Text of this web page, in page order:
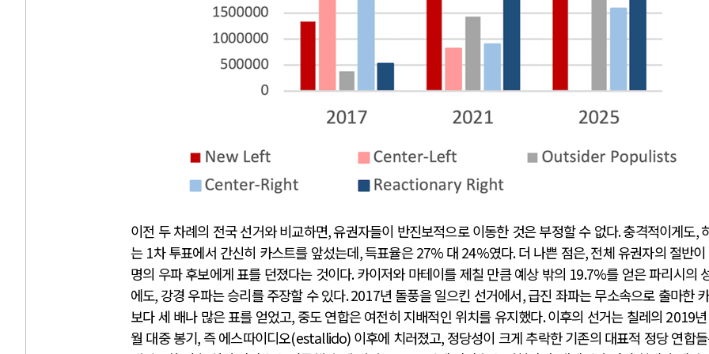
이전 두 차례의 전국 선거와 비교하면,유권자들이 반진보적으로 이동한 것은 부정할 수 없다.충격적이게도,
는 1차 투표에서 간신히 카스트를 앞섰는데,득표율은27% 대 24%였다.더 나쁜 점은,전체 유권자의 절반이
명의 우파 후보에게 표를 던졌다는 것이다.카이저와 마테이를 제칠 만큼 예상 밖의 19.7%를 얻은 파리시의
에도, 강경 우파는 승리를 주장할 수 있다. 2017년 돌풍을 일으킨 선거에서,급진 좌파는 무소속으로 출마한
보다 세 배나 많은 표를 얻었고, 중도 연합은 여전히 지배적인 위치를 유지했다.이후의 선거는 칠레의 2019년
월 대중 봉기,즉 에스따이디오(estallido) 이후에 치러졌고, 정당성이 크게 추락한 기존의 대표적 정당 연합